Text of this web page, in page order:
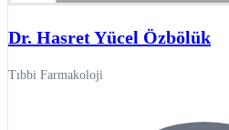
Dr. Hasret Yücel Özbölük
Tıbbi Farmakoloji